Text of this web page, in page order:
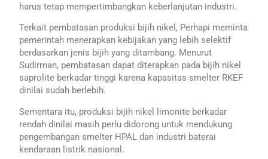
harus tetap mempertimbangkan keberlanjutan industri.
Terkait pembatasan produksi bijih nikel, Perhapi meminta
pemerintah menerapkan kebijakan yang lebih selektif
berdasarkan jenis bijih yang ditambang. Menurut
Sudirman, pembatasan dapat diterapkan pada bijih nikel
saprolite berkadar tinggi karena kapasitas smelter RKEF
dinilai sudah berlebih.
Sementara itu, produksi bijih nikel limonite berkadar
rendah dinilai masih perlu didorong untuk mendukung
pengembangan smelter HPAL dan industri baterai
kendaraan listrik nasional.